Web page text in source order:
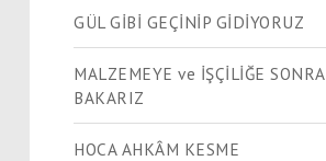
GÜL GİBİ GEÇİNİP GİDİYORUZ
MALZEMEYE ve İŞÇİLİĞE SONRA
BAKARIZ
HOCA AHKÂM KESME